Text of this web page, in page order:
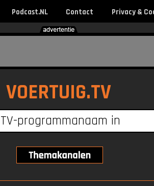
Podcast.NL Contact Privacy &
VOERTUIG.TV